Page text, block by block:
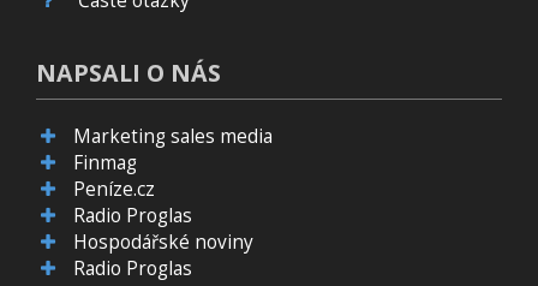
NAPSALI O NÁS
Marketing sales media
Finmag
Peníze.cz
Radio Proglas
Hospodářské noviny
Radio Proglas